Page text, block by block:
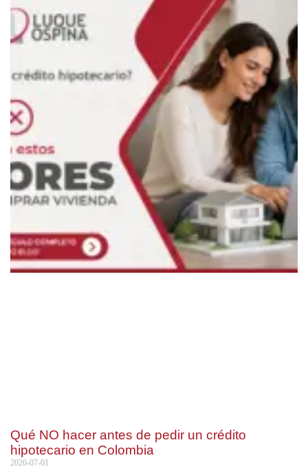
Qué NO hacer antes de pedir un crédito
hipotecario en Colombia
2026-07-01